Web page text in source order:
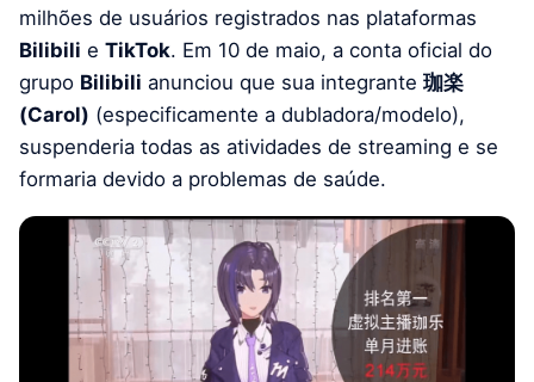
milhões de usuários registrados nas plataformas
Bilibili e TikTok. Em 10 de maio, a conta oficial do
grupo Bilibili anunciou que sua integrante 珈楽
(Carol) (especificamente a dubladora/modelo),
suspenderia todas as atividades de streaming e se
formaria devido a problemas de saúde.